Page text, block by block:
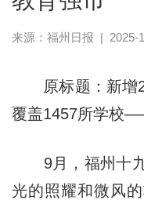
来源： 福州日报 | 2025-
原标题：新增
覆盖1457所学校
9月，福州十九
光的照耀和微风